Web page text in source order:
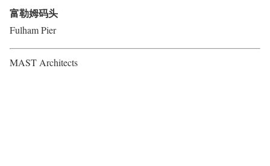
富勒姆码头
Fulham Pier
MAST Architects